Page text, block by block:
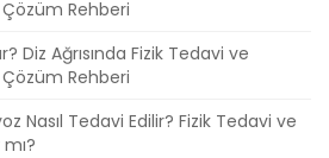
Çözüm Rehberi
Diz Ağrısında Fizik Tedavi ve
Çözüm Rehberi
Nasıl Tedavi Edilir? Fizik Tedavi ve